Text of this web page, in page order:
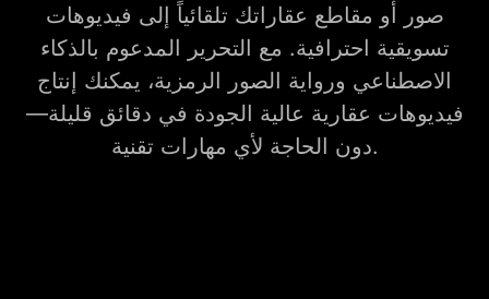
صور أو مقاطع عقاراتك تلقائياً إلى فيديوهات
تسويقية احترافية. مع التحرير المدعوم بالذكاء
الاصطناعي ورواية الصور الرمزية، يمكنك إنتاج
فيديوهات عقارية عالية الجودة في دقائق قليلة—
دون الحاجة لأي مهارات تقنية.